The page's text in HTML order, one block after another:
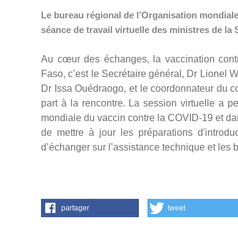
Le bureau régional de l’Organisation
séance de travail virtuelle des ministres de la
Au cœur des échanges, la vaccination
Faso, c’est le Secrétaire général, Dr Lionel
Dr Issa Ouédraogo, et le coordonnateur du
part à la rencontre. La session virtuelle a
mondiale du vaccin contre la COVID-19 et
de mettre à jour les préparations
d’échanger sur l’assistance technique et les
partager tweet